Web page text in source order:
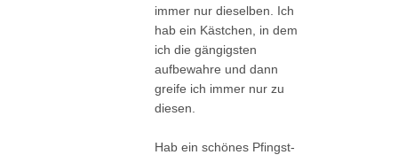
immer nur dieselben. Ich
hab ein Kästchen, in dem
ich die gängigsten
aufbewahre und dann
greife ich immer nur zu
diesen.
Hab ein schönes Pfingst-